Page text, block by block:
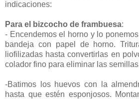
indicaciones:
Para el bizcocho de frambuesa:
- Encendemos el horno y lo
bandeja con papel de horno.
liofilizadas hasta convertirlas en
colador fino para eliminar las
-Batimos los huevos con la
hasta que estén esponjosos.